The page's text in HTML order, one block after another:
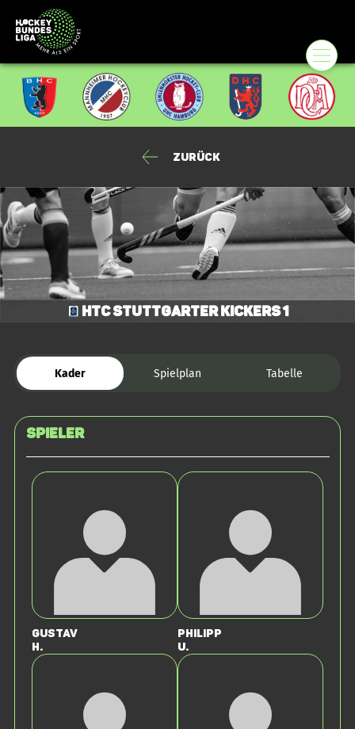
Zurück
HTC Stuttgarter Kickers 1
Kader Spielplan Tabelle
Spieler
Gustav
H.
Philipp
U.